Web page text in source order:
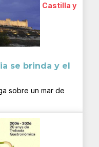
Castilla y
se brinda y el
sobre un mar de